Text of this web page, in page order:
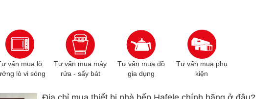
vấn mua lò
lò vi sóng
Tư vấn mua máy
rửa - sấy bát
Tư vấn mua đồ
gia dụng
Tư vấn mua phụ
kiện